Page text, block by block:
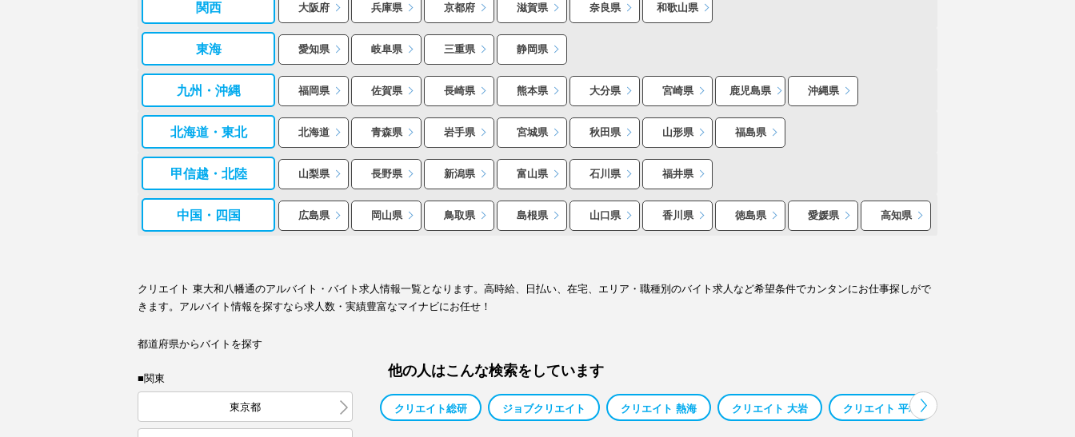
関西 大阪府 兵庫県 京都府 滋賀県 奈良県 和歌山県
東海 愛知県 岐阜県 三重県 静岡県
九州・沖縄 福岡県 佐賀県 長崎県 熊本県 大分県 宮崎県 鹿児島県 沖縄県
北海道・東北 北海道 青森県 岩手県 宮城県 秋田県 山形県 福島県
甲信越・北陸 山梨県 長野県 新潟県 富山県 石川県 福井県
中国・四国 広島県 岡山県 鳥取県 島根県 山口県 香川県 徳島県 愛媛県 高知県
クリエイト 東大和八幡通のアルバイト・バイト求人情報一覧となります。高時給、日払い、在宅、エリア・職種別のバイト求人など希望条件でカンタンにお仕事探しがで
きます。アルバイト情報を探すなら求人数・実績豊富なマイナビにお任せ！
都道府県からバイトを探す
■関東
東京都
他の人はこんな検索をしています
クリエイト総研 ジョブクリエイト クリエイト 熱海 クリエイト 大岩 クリエイト 平塚